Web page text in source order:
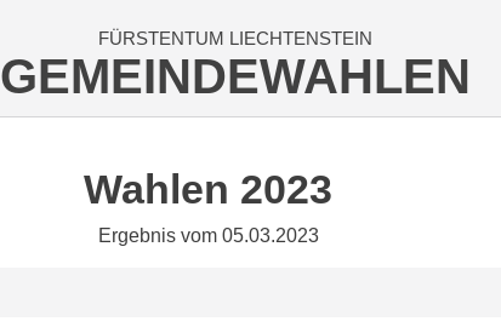
FÜRSTENTUM LIECHTENSTEIN
GEMEINDEWAHLEN
Wahlen 2023
Ergebnis vom 05.03.2023